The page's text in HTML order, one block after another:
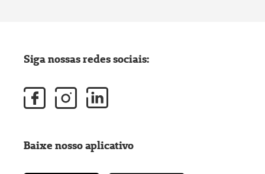
Siga nossas redes sociais:
Baixe nosso aplicativo